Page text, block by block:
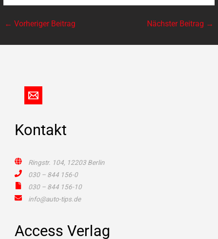
← Vorheriger Beitrag Nächster Beitrag →
Kontakt
Ringstr. 104, 12203 Berlin
030 – 844 156-0
030 – 844 156-10
info@auto-tips.de
Access Verlag